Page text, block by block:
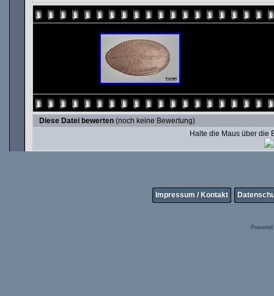
Diese Datei bewerten (noch keine Bewertung)
Halte die Maus über die
Impressum / Kontakt